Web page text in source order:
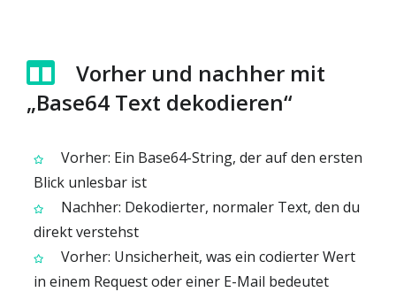
Vorher und nachher mit
„Base64 Text dekodieren“
Vorher: Ein Base64-String, der auf den ersten
Blick unlesbar ist
Nachher: Dekodierter, normaler Text, den du
direkt verstehst
Vorher: Unsicherheit, was ein codierter Wert
in einem Request oder einer E-Mail bedeutet